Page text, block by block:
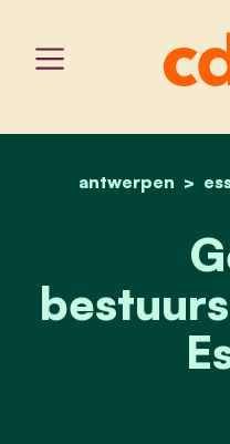
antwerpen